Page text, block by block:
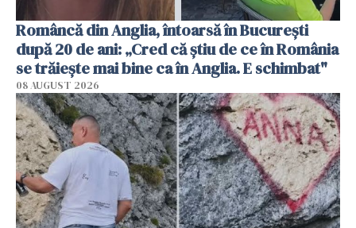
Româncă din Anglia, întoarsă în București
după 20 de ani: „Cred că știu de ce în România
se trăiește mai bine ca în Anglia. E schimbat"
08 AUGUST 2026